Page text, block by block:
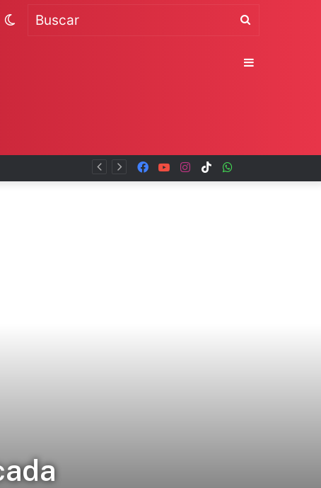
TikTok
Instagram
YouTube
Facebook
Buscar
Switch
Sidebar